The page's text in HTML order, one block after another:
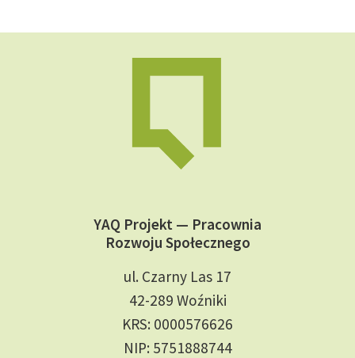
YAQ Projekt — Pracownia
Rozwoju Społecznego
ul. Czarny Las 17
42-289 Woźniki
KRS: 0000576626
NIP: 5751888744